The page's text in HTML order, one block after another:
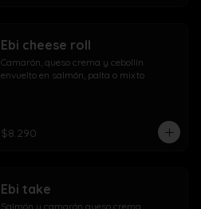
Ebi cheese roll
Camarón, queso crema y cebollín
envuelto en salmón, palta o mixto
$8.290
Ebi take
Salmón y camarón queso crema,